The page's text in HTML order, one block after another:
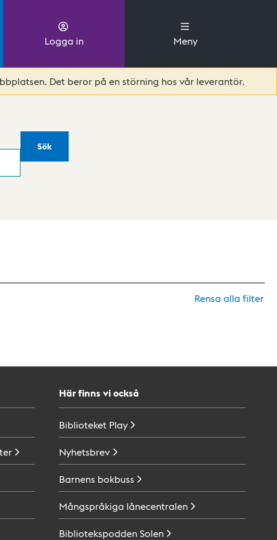
Logga in Meny
Det beror på en störning hos vår leverantör.
Sök
Rensa alla filter
Här finns vi också
Biblioteket Play
Nyhetsbrev
Barnens bokbuss
Mångspråkiga lånecentralen
BibliotekspoddenSolen